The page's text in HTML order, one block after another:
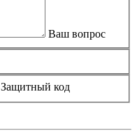
Ваш вопрос
Защитный код